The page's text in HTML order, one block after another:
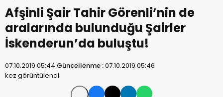
İskenderun’da buluştu!
Afşinli Şair Tahir Görenli’nin de
aralarında bulunduğu Şairler
İskenderun’da buluştu!
07.10.2019 05:44 Güncellenme :07.10.2019 05:46
kez görüntülendi